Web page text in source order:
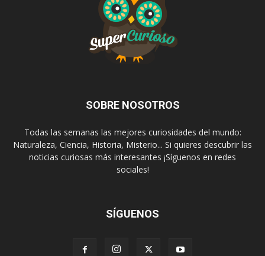
SOBRE NOSOTROS
Todas las semanas las mejores curiosidades del mundo:
Naturaleza, Ciencia, Historia, Misterio... Si quieres descubrir las
noticias curiosas más interesantes ¡Síguenos en redes
sociales!
SÍGUENOS